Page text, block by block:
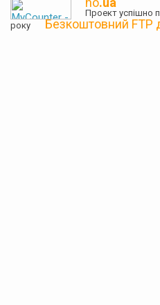
Проект успішно
року Безкоштовний FTP